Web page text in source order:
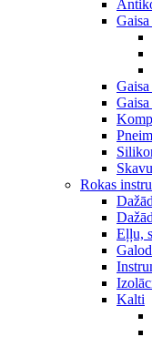
Rokas
Eļļu,
Kalti